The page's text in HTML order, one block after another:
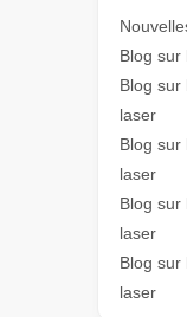
Blog sur
Blog sur
laser
Blog sur
laser
Blog sur
laser
Blog sur
laser
Les